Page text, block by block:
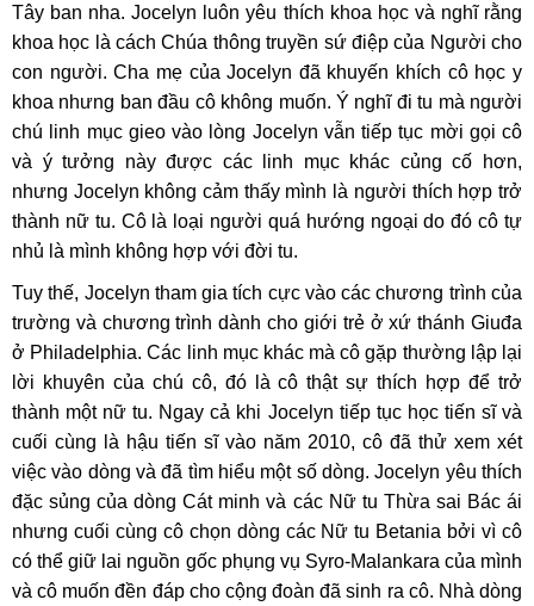
Tây ban nha. Jocelyn luôn yêu thích khoa học và nghĩ rằng
khoa học là cách Chúa thông truyền sứ điệp của Người cho
con người. Cha mẹ của Jocelyn đã khuyến khích cô học y
khoa nhưng ban đầu cô không muốn. Ý nghĩ đi tu mà người
chú linh mục gieo vào lòng Jocelyn vẫn tiếp tục mời gọi cô
và ý tưởng này được các linh mục khác củng cố hơn,
nhưng Jocelyn không cảm thấy mình là người thích hợp trở
thành nữ tu. Cô là loại người quá hướng ngoại do đó cô tự
nhủ là mình không hợp với đời tu.
Tuy thế, Jocelyn tham gia tích cực vào các chương trình của
trường và chương trình dành cho giới trẻ ở xứ thánh Giuđa
ở Philadelphia. Các linh mục khác mà cô gặp thường lập lại
lời khuyên của chú cô, đó là cô thật sự thích hợp để trở
thành một nữ tu. Ngay cả khi Jocelyn tiếp tục học tiến sĩ và
cuối cùng là hậu tiến sĩ vào năm 2010, cô đã thử xem xét
việc vào dòng và đã tìm hiểu một số dòng. Jocelyn yêu thích
đặc sủng của dòng Cát minh và các Nữ tu Thừa sai Bác ái
nhưng cuối cùng cô chọn dòng các Nữ tu Betania bởi vì cô
có thể giữ lai nguồn gốc phụng vụ Syro-Malankara của mình
và cô muốn đền đáp cho cộng đoàn đã sinh ra cô. Nhà dòng